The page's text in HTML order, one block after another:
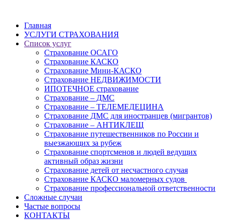
Главная
УСЛУГИ СТРАХОВАНИЯ
Список услуг
Страхование ОСАГО
Страхование КАСКО
Страхование Мини-КАСКО
Страхование НЕДВИЖИМОСТИ
ИПОТЕЧНОЕ страхование
Страхование – ДМС
Страхование – ТЕЛЕМЕДЕЦИНА
Страхование ДМС для иностранцев (мигрантов)
Страхование – АНТИКЛЕЩ
Страхование путешественников по России и
выезжающих за рубеж
Страхование спортсменов и людей ведущих
активный образ жизни
Страхование детей от несчастного случая
Страхование КАСКО маломерных судов
Страхование профессиональной ответственности
Сложные случаи
Частые вопросы
КОНТАКТЫ